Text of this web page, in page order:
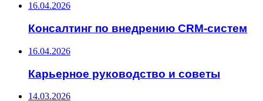
16.04.2026
Консалтинг по внедрению CRM-систем
16.04.2026
Карьерное руководство и советы
14.03.2026